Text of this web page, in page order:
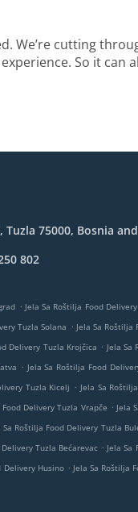
We’re cutting
So it can
75000, Bosnia and
802
. Jela Sa Roštilja Food
Tuzla Solana . Jela Sa Roštilja
Delivery Tuzla Krojčica . Jela Sa
. Jela Sa Roštilja Food
Tuzla Kicelj . Jela Sa
Food Delivery Tuzla Vrapče . Jela
Sa Roštilja Food Delivery Tuzla
Tuzla Bećarevac . Jela Sa
Delivery Husino . Jela Sa Roštilja